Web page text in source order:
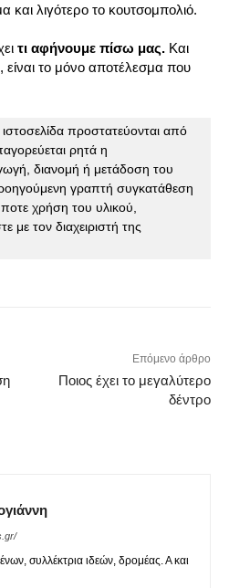
και λιγότερο το κουτσομπολιό.
τι αφήνουμε πίσω μας. Και
το μόνο αποτέλεσμα που
προστατεύονται από
ρητά η
διανομή ή μετάδοση του
γραπτή συγκατάθεση
χρήση του υλικού,
με τον διαχειριστή της
Επόμενο άρθρο
Ποιος έχει το μεγαλύτερο
δέντρο
συλλέκτρια ιδεών, δρομέας. Α και